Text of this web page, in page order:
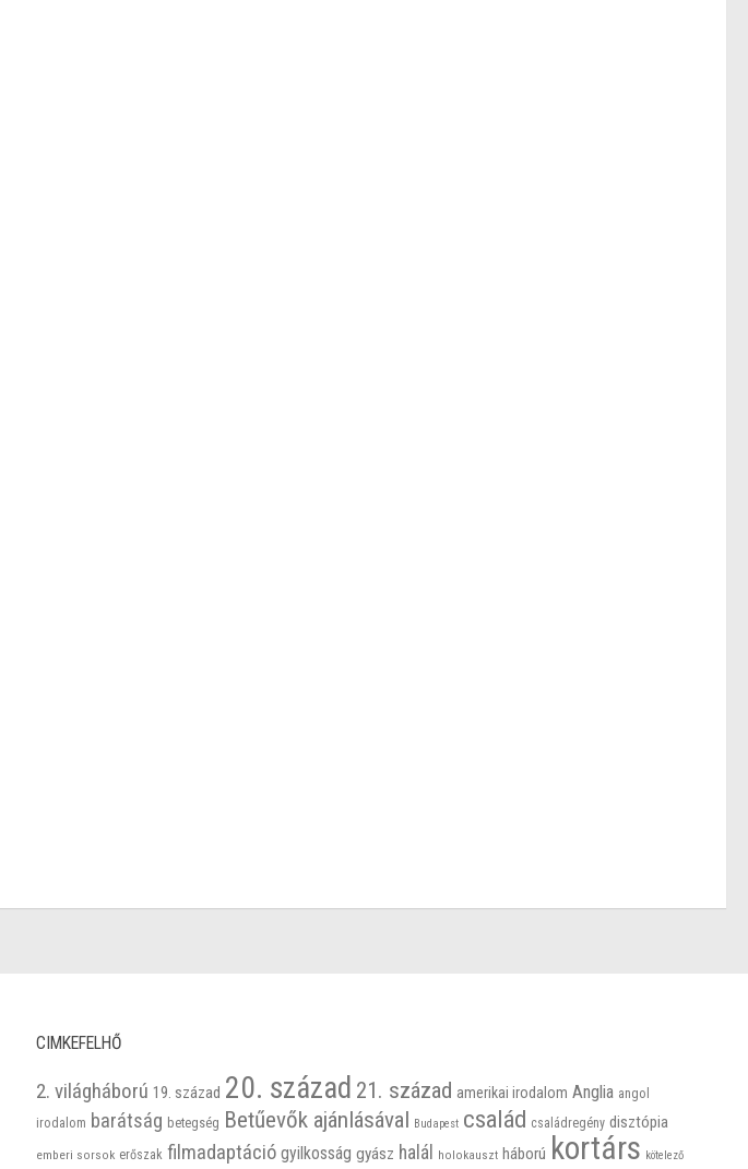
CIMKEFELHŐ
2. világháború 19. század 20. század 21. század amerikai irodalom Anglia angol
irodalom barátság betegség Betűevők ajánlásával Budapest család családregény disztópia
emberi sorsok erőszak filmadaptáció gyilkosság gyász halál holokauszt háború kortárs kötelező